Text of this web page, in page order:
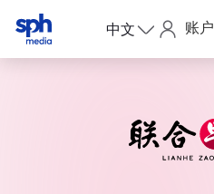
中文 账户